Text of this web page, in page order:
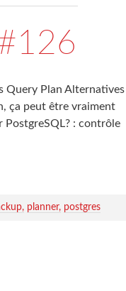
Query Plan Alternatives
ça peut être vraiment
PostgreSQL? : contrôle
planner postgres